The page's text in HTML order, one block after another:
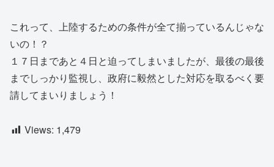
これって、上陸するための条件が全て揃っているんじゃな
いの！？
１７日まであと４日と迫ってしまいましたが、最後の最後
までしっかり監視し、政府に毅然とした対応を取るべく要
請してまいりましょう！
Views: 1,479